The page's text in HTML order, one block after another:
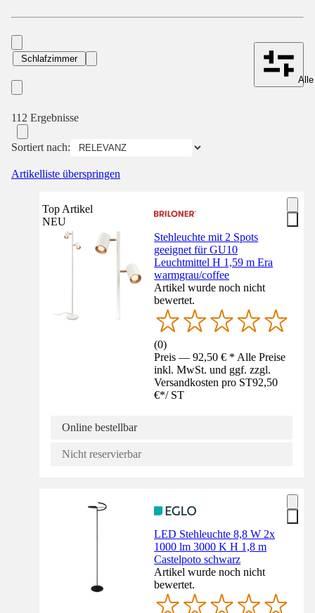
Schlafzimmer
112 Ergebnisse
Sortiert nach:
Artikelliste überspringen
Top Artikel
NEU
Stehleuchte mit 2 Spots
geeignet für GU10
Leuchtmittel H 1,59 m Era
warmgrau/coffee
Artikel wurde noch nicht
bewertet.
(0)
Preis — 92,50 € * Alle Preise
inkl. MwSt. und ggf. zzgl.
Versandkosten pro ST92,50
€*/ ST
Online bestellbar
Nicht reservierbar
LED Stehleuchte 8,8 W 2x
1000 lm 3000 K H 1,8 m
Castelpoto schwarz
Artikel wurde noch nicht
bewertet.